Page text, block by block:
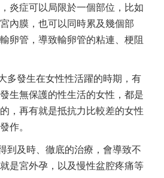
炎症可以局限於一個部位，比如
內膜，也可以同時累及幾個部
卵管，導致輸卵管的粘連、梗阻
多發生在女性性活躍的時期，有
生無保護的性生活的女性，都是
，再有就是抵抗力比較差的女性
作。
到及時、徹底的治療，會導致不
是宮外孕，以及慢性盆腔疼痛等